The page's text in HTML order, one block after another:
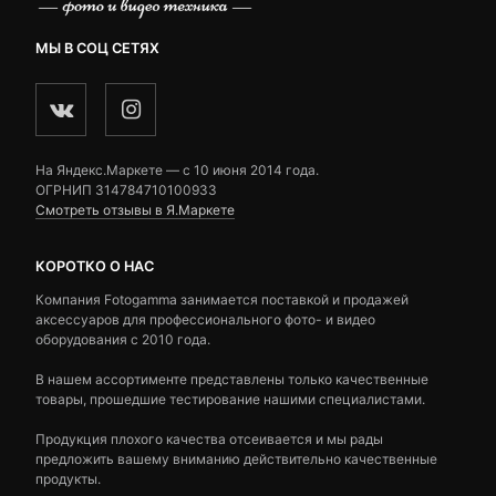
МЫ В СОЦ СЕТЯХ
На Яндекс.Маркете — c 10 июня 2014 года.
ОГРНИП 314784710100933
Смотреть отзывы в Я.Маркете
КОРОТКО О НАС
Компания Fotogamma занимается поставкой и продажей
аксессуаров для профессионального фото- и видео
оборудования с 2010 года.
В нашем ассортименте представлены только качественные
товары, прошедшие тестирование нашими специалистами.
Продукция плохого качества отсеивается и мы рады
предложить вашему вниманию действительно качественные
продукты.